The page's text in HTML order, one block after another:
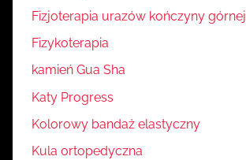
Fizjoterapia urazów kończyny górnej
Fizykoterapia
kamień Gua Sha
Katy Progress
Kolorowy bandaż elastyczny
Kula ortopedyczna